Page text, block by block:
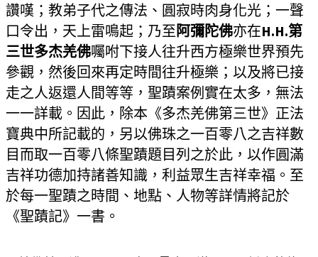
讚嘆；教弟子代之傳法、圓寂時肉身化光；一聲
口令出，天上雷鳴起；乃至阿彌陀佛亦在H.H.第
三世多杰羌佛囑咐下接人往升西方極樂世界預先
參觀，然後回來再定時間往升極樂；以及將已接
走之人返還人間等等，聖蹟案例實在太多，無法
一一詳載。因此，除本《多杰羌佛第三世》正法
寶典中所記載的，另以佛珠之一百零八之吉祥數
目而取一百零八條聖蹟題目列之於此，以作圓滿
吉祥功德加持諸善知識，利益眾生吉祥幸福。至
於每一聖蹟之時間、地點、人物等詳情將記於
《聖蹟記》一書。